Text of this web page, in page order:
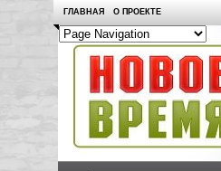
ГЛАВНАЯ О ПРОЕКТЕ